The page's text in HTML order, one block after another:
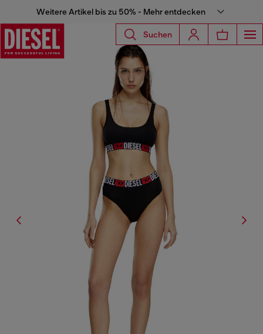
Weitere Artikel bis zu 50% - Mehr entdecken
Suchen